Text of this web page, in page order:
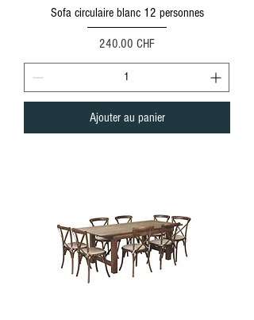
Sofa circulaire blanc 12 personnes
Prix
240.00 CHF
Ajouter au panier